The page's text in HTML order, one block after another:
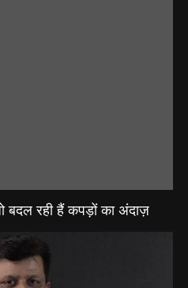
बदल रही हैं कपड़ों का अंदाज़